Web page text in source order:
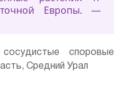
Европы. —
споровые
Средний Урал